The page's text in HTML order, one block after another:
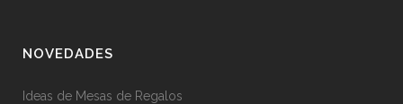
NOVEDADES
Ideas de Mesas de Regalos